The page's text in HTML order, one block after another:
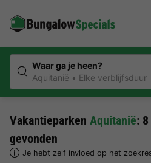
Waar ga je heen?
Aquitanië
Elke verblijfsduur
Vakantieparken Aquitanië:
gevonden
Je hebt zelf invloed op het